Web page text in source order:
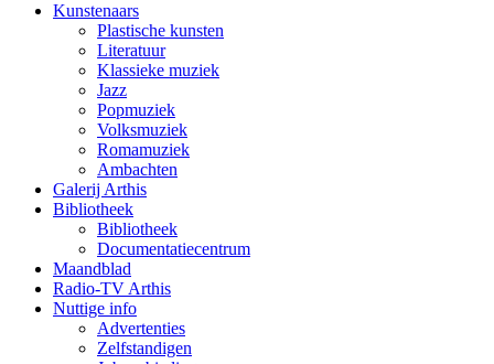
Kunstenaars
Plastische kunsten
Literatuur
Klassieke muziek
Jazz
Popmuziek
Volksmuziek
Romamuziek
Ambachten
Galerij Arthis
Bibliotheek
Bibliotheek
Documentatiecentrum
Maandblad
Radio-TV Arthis
Nuttige info
Advertenties
Zelfstandigen